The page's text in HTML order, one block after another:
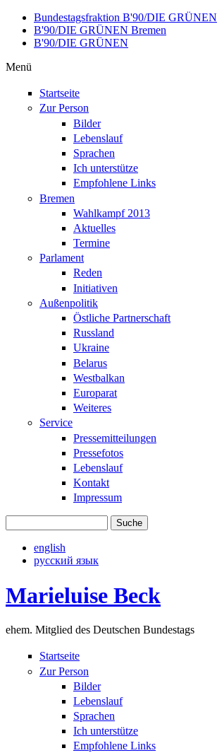
Direkt zum Inhalt
Bundestagsfraktion B'90/DIE GRÜNEN
B'90/DIE GRÜNEN Bremen
B'90/DIE GRÜNEN
Menü
Startseite
Zur Person
Bilder
Lebenslauf
Sprachen
Ich unterstütze
Empfohlene Links
Bremen
Wahlkampf 2013
Aktuelles
Termine
Parlament
Reden
Initiativen
Außenpolitik
Östliche Partnerschaft
Russland
Ukraine
Belarus
Westbalkan
Europarat
Weiteres
Service
Pressemitteilungen
Pressefotos
Lebenslauf
Kontakt
Impressum
english
русский язык
Marieluise Beck
ehem. Mitglied des Deutschen Bundestags
Startseite
Zur Person
Bilder
Lebenslauf
Sprachen
Ich unterstütze
Empfohlene Links